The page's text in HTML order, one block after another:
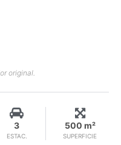
original.
ESTAC.
3
SUPERFICIE
500 m²